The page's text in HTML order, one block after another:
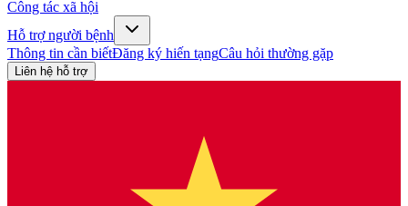
Công tác xã hội
Hỗ trợ người bệnh
Thông tin cần biếtĐăng ký hiến tạngCâu hỏi thường gặp
Liên hệ hỗ trợ